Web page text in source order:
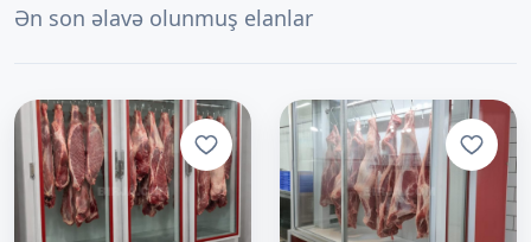
Ən son əlavə olunmuş elanlar